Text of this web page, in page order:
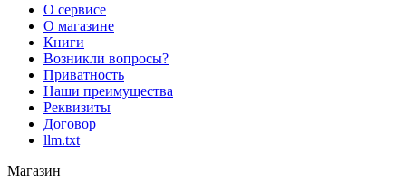
О сервисе
О магазине
Книги
Возникли вопросы?
Приватность
Наши преимущества
Реквизиты
Договор
llm.txt
Магазин